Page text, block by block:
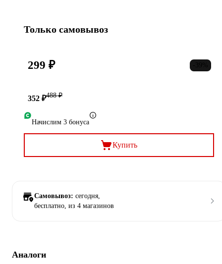
Только самовывоз
299 ₽
352 ₽488 ₽
Начислим 3 бонуса
Купить
Самовывоз: сегодня,
бесплатно, из 4 магазинов
Аналоги